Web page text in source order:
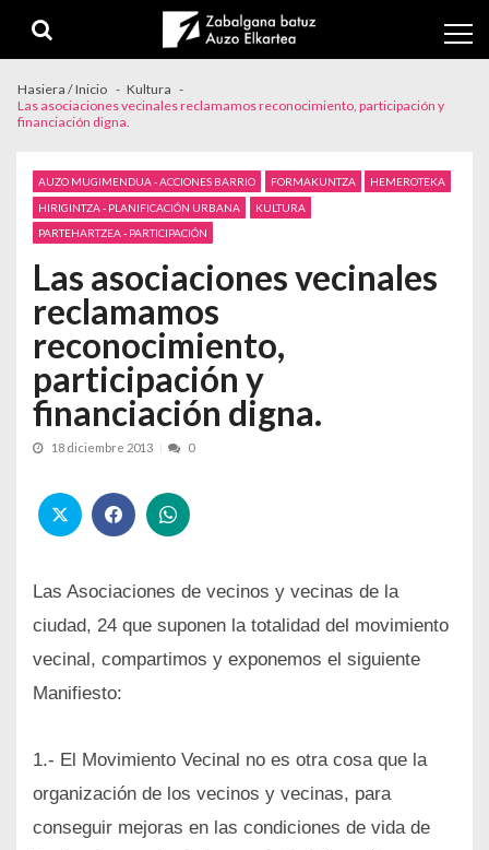
Hasiera / Inicio
Kultura
Las asociaciones vecinales reclamamos reconocimiento, participación y
financiación digna.
AUZO MUGIMENDUA - ACCIONES BARRIO FORMAKUNTZA
HEMEROTEKA
HIRIGINTZA - PLANIFICACIÓN URBANA
KULTURA
PARTEHARTZEA - PARTICIPACIÓN
Las asociaciones vecinales
reclamamos
reconocimiento,
participación y
financiación digna.
18 diciembre 2013 0
Las Asociaciones de vecinos y vecinas de la
ciudad, 24 que suponen la totalidad del movimiento
vecinal, compartimos y exponemos el siguiente
Manifiesto:
1.- El Movimiento Vecinal no es otra cosa que la
organización de los vecinos y vecinas, para
conseguir mejoras en las condiciones de vida de